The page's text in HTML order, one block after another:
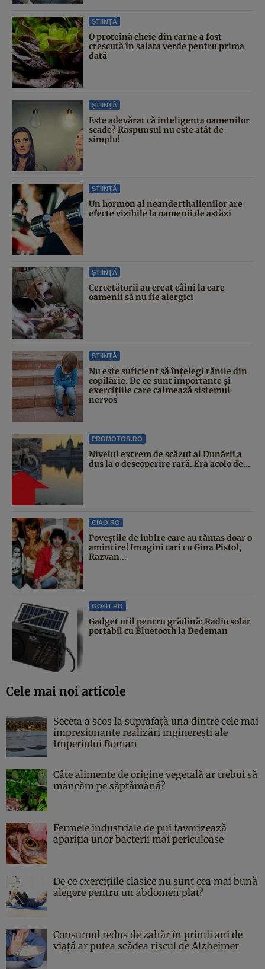
ȘTIINȚĂ
O proteină cheie din carne a fost
crescută în salata verde pentru prima
dată
ȘTIINȚĂ
Este adevărat că inteligența oamenilor
scade? Răspunsul nu este atât de
simplu!
ȘTIINȚĂ
Un hormon al neanderthalienilor are
efecte vizibile la oamenii de astăzi
ȘTIINȚĂ
Cercetătorii au creat câini la care
oamenii să nu fie alergici
ȘTIINȚĂ
Nu este suficient să înțelegi rănile din
copilărie. De ce sunt importante și
exercițiile care calmează sistemul
nervos
PROMOTOR.RO
Nivelul extrem de scăzut al Dunării a
dus la o descoperire rară. Era acolo de...
CIAO.RO
Poveştile de iubire care au rămas doar o
amintire! Imagini tari cu Gina Pistol,
Răzvan...
GO4IT.RO
Gadget util pentru grădină: Radio solar
portabil cu Bluetooth la Dedeman
Cele mai noi articole
Seceta a scos la suprafață una dintre cele mai
impresionante realizări inginerești ale
Imperiului Roman
Câte alimente de origine vegetală ar trebui să
mâncăm pe săptămână?
Fermele industriale de pui favorizează
apariția unor bacterii mai periculoase
De ce cxercițiile clasice nu sunt cea mai bună
alegere pentru un abdomen plat?
Consumul redus de zahăr în primii ani de
viață ar putea scădea riscul de Alzheimer